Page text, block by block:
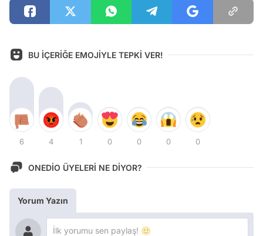
BU İÇERİĞE EMOJİYLE TEPKİ VER!
6 4 1 0 0 0 0
ONEDİO ÜYELERİ NE DİYOR?
Yorum Yazın